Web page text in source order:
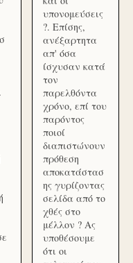
υπονομεύσεις
?. Επίσης,
ανέξαρτητα
απ' όσα
ίσχυσαν κατά
τον
παρελθόντα
χρόνο, επί του
παρόντος
ποιοί
διαπιστώνουν
πρόθεση
αποκατάστασ
ης γυρίζοντας
σελίδα από το
χθές στο
μέλλον ? Ας
υποθέσουμε
ότι οι